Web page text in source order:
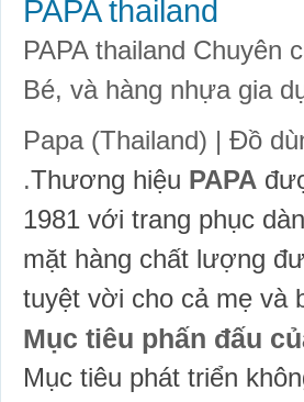
PAPA thailand
PAPA thailand Chuyên
Bé, và hàng nhựa gia
Papa (Thailand) | Đồ
.Thương hiệu PAPA
1981 với trang phục
mặt hàng chất lượng
tuyệt vời cho cả mẹ và
Mục tiêu phấn đấu
Mục tiêu phát triển